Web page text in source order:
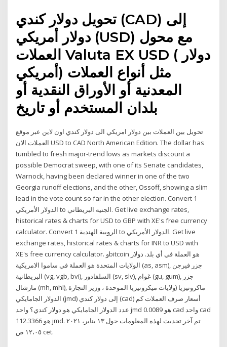
تحويل دولار كندي (CAD) إلى
دولار أمريكي (USD) مع محول
العملات Valuta EX USD ( دولار
أمريكي) مثل أنواع العملات
المعدنية أو الأوراق النقدية أو
تحويل بين العملات بين دولار امريكي الى دولار كندي اون لاين عبر موقع
العملات الان USD to CAD North American Edition. The dollar has
tumbled to fresh major-trend lows as markets discount a
possible Democrat sweep, with one of its Senate candidates,
Warnock, having been declared winner in one of the two
Georgia runoff elections, and the other, Ossoff, showing a slim
lead in the vote count so far in the other election. Convert 1
الدولار الأمريكي to الجنيه البريطاني. Get live exchange rates,
historical rates & charts for USD to GBP with XE's free currency
calculator. Convert 1 الروبية الهندية to الدولار الأمريكي. Get live
exchange rates, historical rates & charts for INR to USD with
XE's free currency calculator. وbitcoin هو العملة في أي بلد. دولار
الولايات المتحدة هو العملة في ساموا الامريكية (as, asm), جزر فيرجن
البريطانية (vg, vgb, bvi), السلفادور (sv, slv), غوام (gu, gum), جزر
مارشال (mh, mhl), ماكرونيزيا (ولايات ميكرونيزيا الموحدة ، وزير التجارة
الدولار الجامايكي (jmd) إلى دولار كندي (cad) أسعار صرف العملات كم
عدد الدولار الجامايكي هو دولار كندي؟ واحد jmd هو 0.0089 cad واحد cad
هو 112.3366 jmd. تم آخر تحديث لهذه المعلومات حول ١٣ يناير، ٢٠٢١
١٢،٠٥ ص cet.